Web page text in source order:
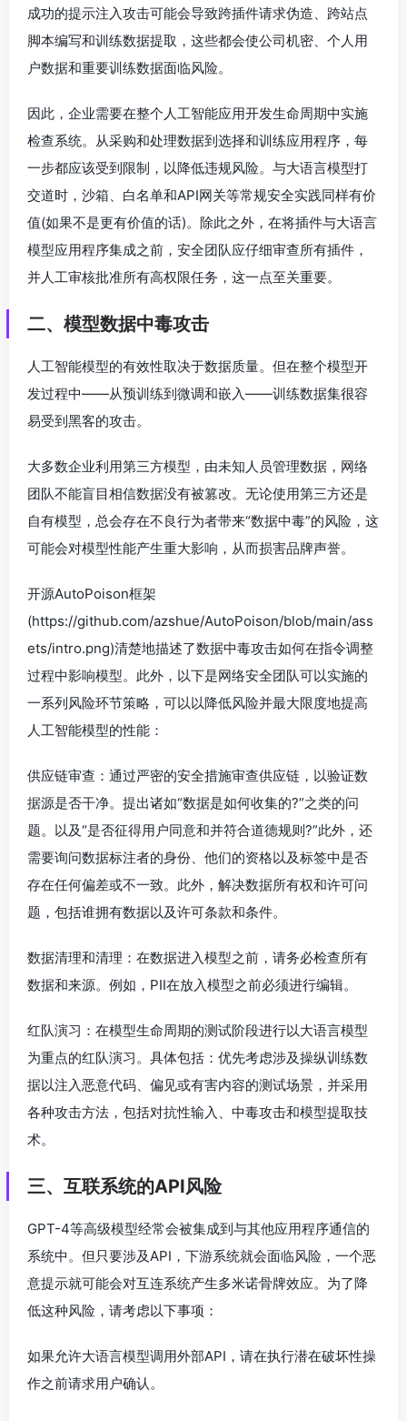
成功的提示注入攻击可能会导致跨插件请求伪造、跨站点
脚本编写和训练数据提取，这些都会使公司机密、个人用
户数据和重要训练数据面临风险。
因此，企业需要在整个人工智能应用开发生命周期中实施
检查系统。从采购和处理数据到选择和训练应用程序，每
一步都应该受到限制，以降低违规风险。与大语言模型打
交道时，沙箱、白名单和API网关等常规安全实践同样有价
值(如果不是更有价值的话)。除此之外，在将插件与大语言
模型应用程序集成之前，安全团队应仔细审查所有插件，
并人工审核批准所有高权限任务，这一点至关重要。
二、模型数据中毒攻击
人工智能模型的有效性取决于数据质量。但在整个模型开
发过程中——从预训练到微调和嵌入——训练数据集很容
易受到黑客的攻击。
大多数企业利用第三方模型，由未知人员管理数据，网络
团队不能盲目相信数据没有被篡改。无论使用第三方还是
自有模型，总会存在不良行为者带来“数据中毒”的风险，这
可能会对模型性能产生重大影响，从而损害品牌声誉。
开源AutoPoison框架
(https://github.com/azshue/AutoPoison/blob/main/ass
ets/intro.png)清楚地描述了数据中毒攻击如何在指令调整
过程中影响模型。此外，以下是网络安全团队可以实施的
一系列风险环节策略，可以以降低风险并最大限度地提高
人工智能模型的性能：
供应链审查：通过严密的安全措施审查供应链，以验证数
据源是否干净。提出诸如“数据是如何收集的?”之类的问
题。以及“是否征得用户同意和并符合道德规则?”此外，还
需要询问数据标注者的身份、他们的资格以及标签中是否
存在任何偏差或不一致。此外，解决数据所有权和许可问
题，包括谁拥有数据以及许可条款和条件。
数据清理和清理：在数据进入模型之前，请务必检查所有
数据和来源。例如，PII在放入模型之前必须进行编辑。
红队演习：在模型生命周期的测试阶段进行以大语言模型
为重点的红队演习。具体包括：优先考虑涉及操纵训练数
据以注入恶意代码、偏见或有害内容的测试场景，并采用
各种攻击方法，包括对抗性输入、中毒攻击和模型提取技
术。
三、互联系统的API风险
GPT-4等高级模型经常会被集成到与其他应用程序通信的
系统中。但只要涉及API，下游系统就会面临风险，一个恶
意提示就可能会对互连系统产生多米诺骨牌效应。为了降
低这种风险，请考虑以下事项：
如果允许大语言模型调用外部API，请在执行潜在破坏性操
作之前请求用户确认。